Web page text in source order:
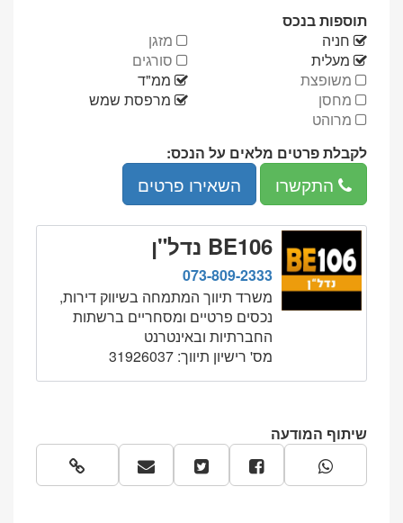
תוספות בנכס
יש
חניה אין
מזגן
יש
מעלית אין
סורגים
אין
משופצת יש
ממ"ד
אין
מחסן יש
מרפסת שמש
אין
מרוהט
לקבלת פרטים מלאים על הנכס:
התקשרו
מספר
טלפון:
073-
809-
2333
השאירו פרטים
BE106 נדל"ן
073-809-2333
משרד תיווך המתמחה בשיווק דירות,
נכסים פרטיים ומסחריים ברשתות
החברתיות ובאינטרנט
מס' רישיון תיווך: 31926037
שיתוף המודעה